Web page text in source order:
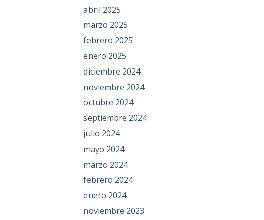
abril 2025
marzo 2025
febrero 2025
enero 2025
diciembre 2024
noviembre 2024
octubre 2024
septiembre 2024
julio 2024
mayo 2024
marzo 2024
febrero 2024
enero 2024
noviembre 2023